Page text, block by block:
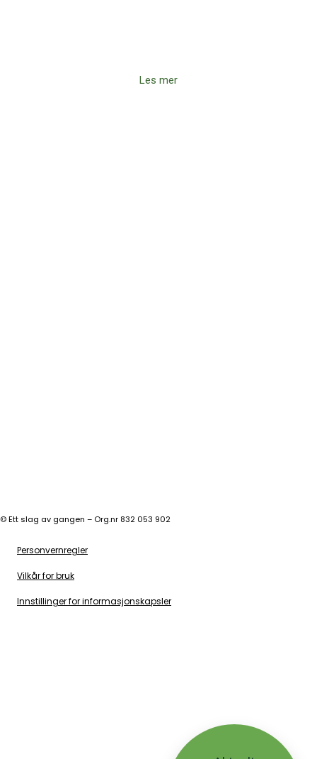
Les mer
©Ett slag av gangen – Org.nr 832 053 902
Personvernregler
Vilkår for bruk
Innstillinger for informasjonskapsler